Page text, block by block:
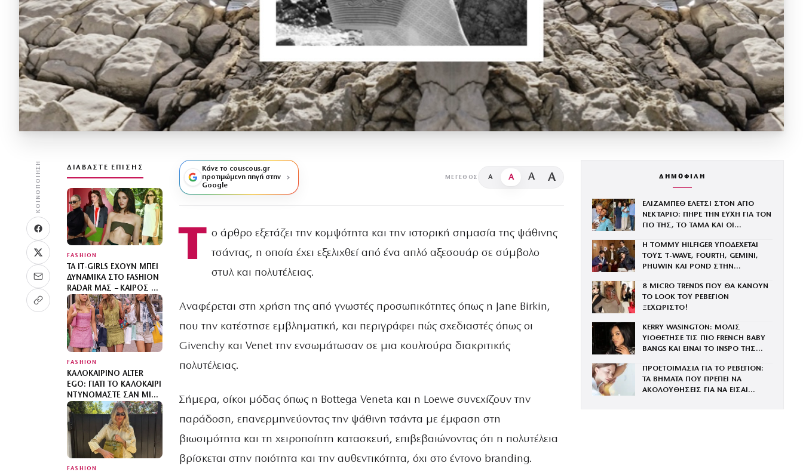
ΚΟΙΝΟΠΟΊΗΣΗ ΔΙΑΒΆΣΤΕ ΕΠΊΣΗΣ
FASHION
ΤΑ IT-GIRLS ΈΧΟΥΝ ΜΠΕΙ
ΔΥΝΑΜΙΚΆ ΣΤΟ FASHION
RADAR ΜΑΣ – ΚΑΙΡΌΣ ΝΑ
ΤΙΣ ΓΝΩΡΊΣΕΙΣ
FASHION
ΚΑΛΟΚΑΙΡΙΝΌ ALTER
EGO: ΓΙΑΤΊ ΤΟ ΚΑΛΟΚΑΊΡΙ
ΝΤΥΝΌΜΑΣΤΕ ΣΑΝ ΜΙΑ
«ΆΛΛΗ»;
FASHION
Κάνε το couscous.gr
προτιμώμενη πηγή στην
Google
ΜΈΓΕΘΟΣ A A A A
Τ ο άρθρο εξετάζει την κομψότητα και την ιστορική σημασία της ψάθινης
τσάντας, η οποία έχει εξελιχθεί από ένα απλό αξεσουάρ σε σύμβολο
στυλ και πολυτέλειας.
Αναφέρεται στη χρήση της από γνωστές προσωπικότητες όπως η Jane Birkin,
που την κατέστησε εμβληματική, και περιγράφει πώς σχεδιαστές όπως οι
Givenchy και Venet την ενσωμάτωσαν σε μια κουλτούρα διακριτικής
πολυτέλειας.
Σήμερα, οίκοι μόδας όπως η Bottega Veneta και η Loewe συνεχίζουν την
παράδοση, επανερμηνεύοντας την ψάθινη τσάντα με έμφαση στη
βιωσιμότητα και τη χειροποίητη κατασκευή, επιβεβαιώνοντας ότι η πολυτέλεια
βρίσκεται στην ποιότητα και την αυθεντικότητα, όχι στο έντονο branding.
ΔΗΜΟΦΙΛΗ
ΕΛΙΖΑΜΠΕΘ ΕΛΕΤΣΙ ΣΤΟΝ ΑΓΙΟ
ΝΕΚΤΑΡΙΟ: ΠΗΡΕ ΤΗΝ ΕΥΧΗ ΓΙΑ ΤΟΝ
ΓΙΟ ΤΗΣ, ΤΟ ΤΑΜΑ ΚΑΙ ΟΙ
ΑΓΙΟΥ
Η TOMMY HILFIGER ΥΠΟΔΕΧΕΤΑΙ
ΤΟΥΣ Τ-WAVE, FOURTH, GEMINI,
PHUWIN ΚΑΙ POND ΣΤΗΝ
8 MICRO TRENDS ΠΟΥ ΘΑ ΚΑΝΟΥΝ
ΤΟ LOOK ΤΟΥ ΡΕΒΕΓΙΟΝ
ΞΕΧΩΡΙΣΤΟ!
KERRY WASINGTON: ΜΟΛΙΣ
ΥΙΟΘΕΤΗΣΕ ΤΙΣ ΠΙΟ FRENCH BABY
BANGS ΚΑΙ ΕΙΝΑΙ ΤΟ INSPO ΤΗΣ
ΠΡΟΕΤΟΙΜΑΣΙΑ ΓΙΑ ΤΟ ΡΕΒΕΓΙΟΝ:
ΤΑ ΒΗΜΑΤΑ ΠΟΥ ΠΡΕΠΕΙ ΝΑ
ΑΚΟΛΟΥΘΗΣΕΙΣ ΓΙΑ ΝΑ ΕΙΣΑΙ